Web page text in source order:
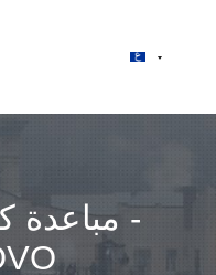
مباعدة